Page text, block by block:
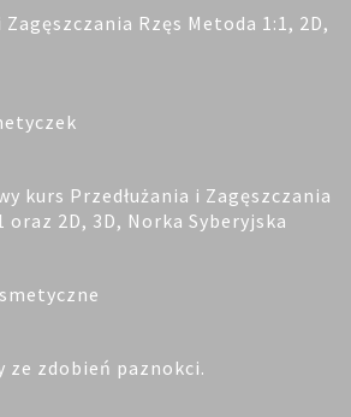
Zagęszczania Rzęs Metoda 1:1, 2D,
kurs Przedłużania i Zagęszczania
oraz 2D, 3D, Norka Syberyjska
zdobień paznokci.